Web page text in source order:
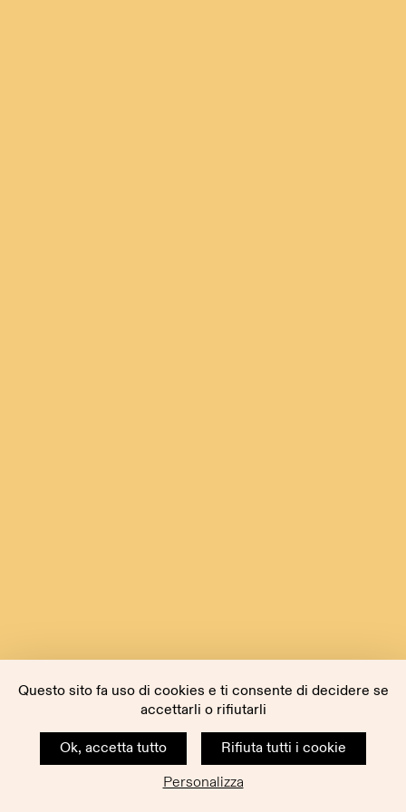
Questo sito fa uso di cookies e ti consente di decidere se
accettarli o rifiutarli
Ok, accetta tutto
Rifiuta tutti i cookie
Personalizza